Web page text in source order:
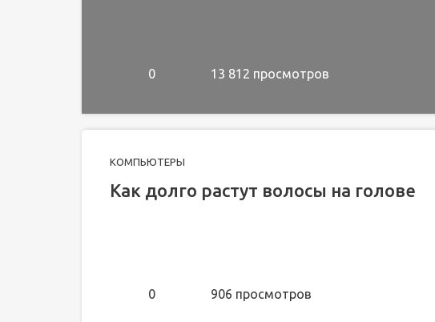
0 13 812 просмотров
КОМПЬЮТЕРЫ
Как долго растут волосы на голове
0 906 просмотров